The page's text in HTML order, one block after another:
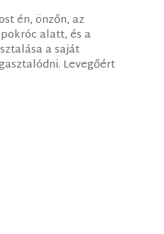
én, önzőn, az
alatt, és a
a saját
Levegőért